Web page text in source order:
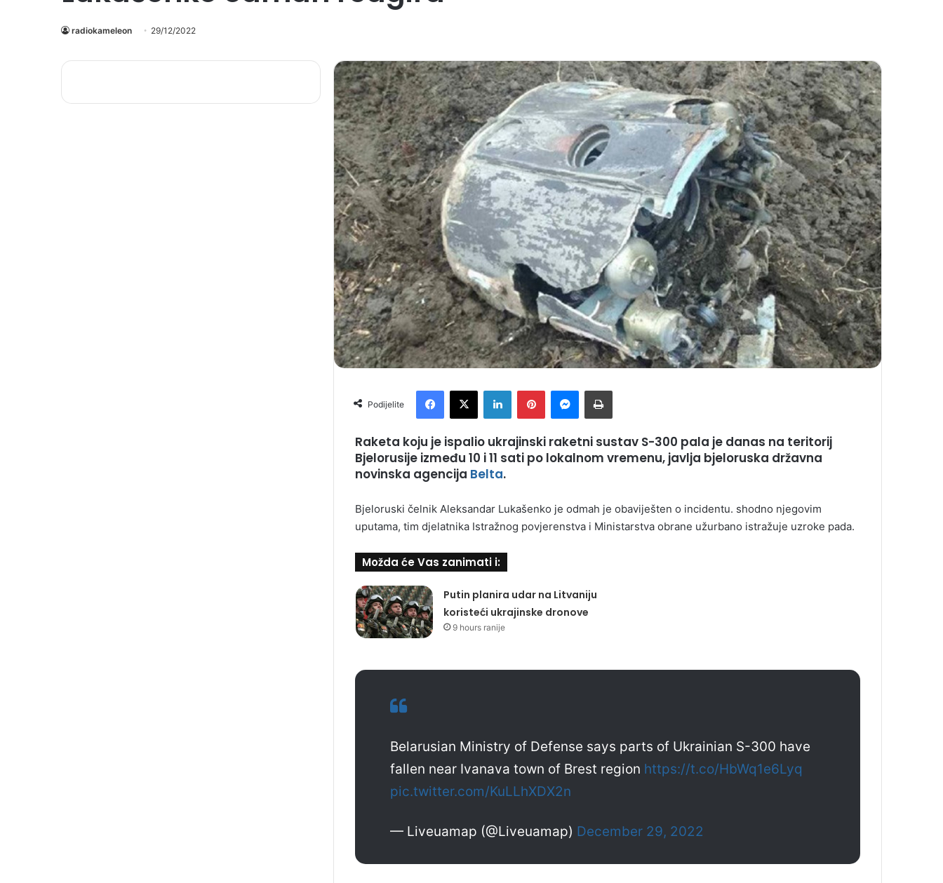
radiokameleon 29/12/2022
Podijelite
Raketa koju je ispalio ukrajinski raketni sustav S-300 pala je danas na teritorij
Bjelorusije između 10 i 11 sati po lokalnom vremenu, javlja bjeloruska državna
novinska agencija Belta.
Bjeloruski čelnik Aleksandar Lukašenko je odmah je obaviješten o incidentu. shodno njegovim
uputama, tim djelatnika Istražnog povjerenstva i Ministarstva obrane užurbano istražuje uzroke pada.
Možda će Vas zanimati i:
Putin planira udar na Litvaniju
koristeći ukrajinske dronove
9 hours ranije
Belarusian Ministry of Defense says parts of Ukrainian S-300 have
fallen near Ivanava town of Brest region https://t.co/HbWq1e6Lyq
pic.twitter.com/KuLLhXDX2n
— Liveuamap (@Liveuamap) December 29, 2022